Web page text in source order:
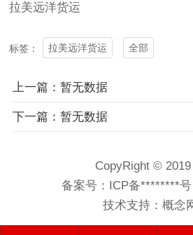
拉美远洋货运
标签： 拉美远洋货运 全部
上一篇：暂无数据
下一篇：暂无数据
CopyRight ©
备案号： ICP备********号
技术支持：概念